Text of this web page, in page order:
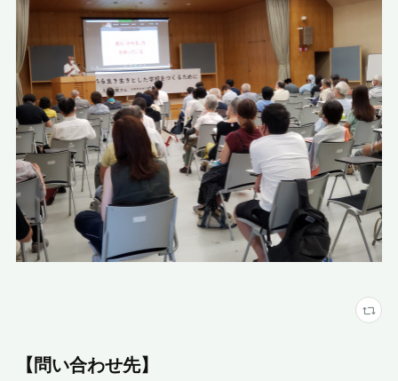
【問い合わせ先】